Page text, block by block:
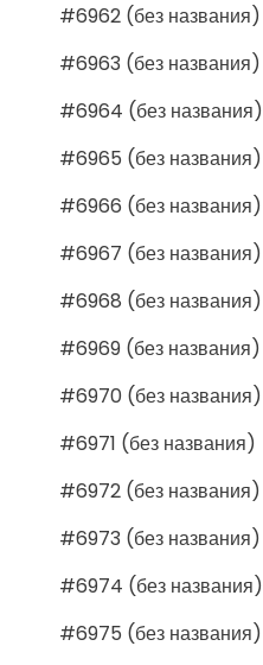
#6962 (без названия)
#6963 (без названия)
#6964 (без названия)
#6965 (без названия)
#6966 (без названия)
#6967 (без названия)
#6968 (без названия)
#6969 (без названия)
#6970 (без названия)
#6971 (без названия)
#6972 (без названия)
#6973 (без названия)
#6974 (без названия)
#6975 (без названия)